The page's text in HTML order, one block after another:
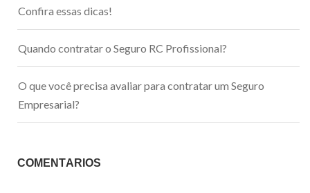
Confira essas dicas!
Quando contratar o Seguro RC Profissional?
O que você precisa avaliar para contratar um Seguro
Empresarial?
COMENTÁRIOS